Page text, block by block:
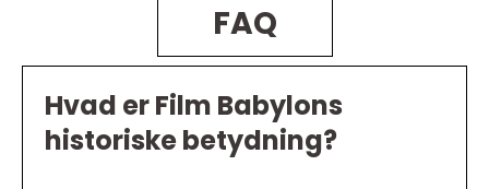
FAQ
Hvad er Film Babylons
historiske betydning?